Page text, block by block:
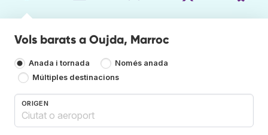
Vols barats a Oujda, Marroc
Anada i tornada
Només anada
Múltiples destinacions
ORIGEN